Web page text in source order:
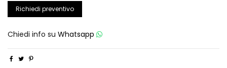
Richiedi preventivo
Chiedi info su Whatsapp